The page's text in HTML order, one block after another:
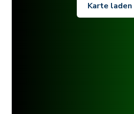
Karte laden